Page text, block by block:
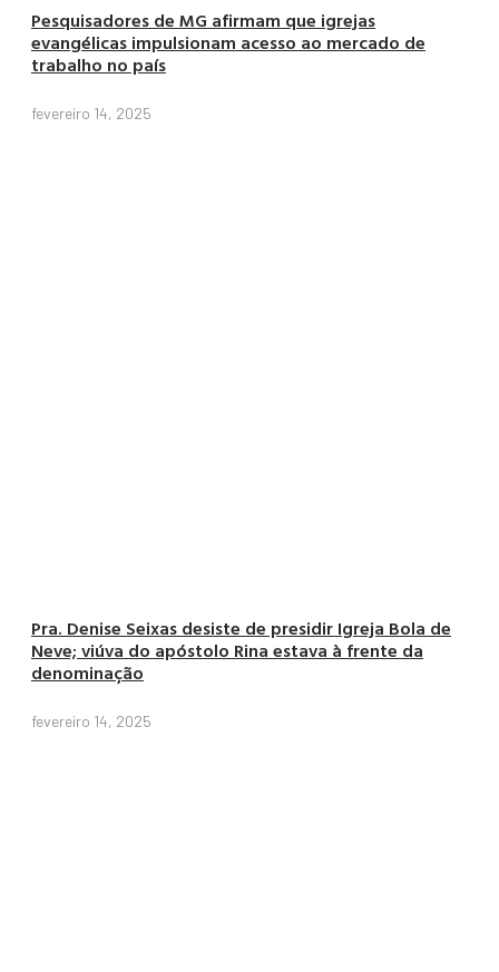
Pesquisadores de MG afirmam que igrejas
evangélicas impulsionam acesso ao mercado de
trabalho no país
fevereiro 14, 2025
Pra. Denise Seixas desiste de presidir Igreja Bola de
Neve; viúva do apóstolo Rina estava à frente da
denominação
fevereiro 14, 2025